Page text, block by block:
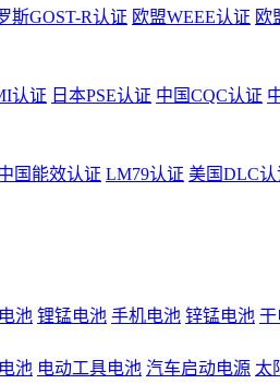
斯GOST-R认证 欧盟WEEE认证 欧
认证 日本PSE认证 中国CQC认证
国能效认证 LM79认证 美国DLC认
池 锂锰电池 手机电池 锌锰电池 干
池 电动工具电池 汽车启动电源 太